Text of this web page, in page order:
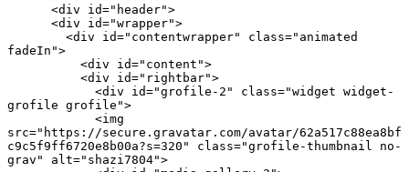
fadeIn">
grofile grofile">
src="https://secure.gravatar.com/avatar/62a517c88ea8bf
c9c5f9ff6720e8b00a?s=320" class="grofile-thumbnail no-
grav" alt="shazi7804">